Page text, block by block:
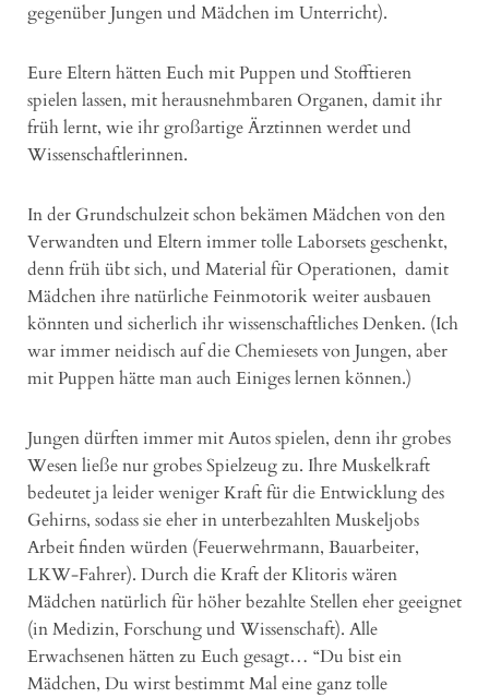
gegenüber Jungen und Mädchen im Unterricht).
Eure Eltern hätten Euch mit Puppen und Stofftieren
spielen lassen, mit herausnehmbaren Organen, damit ihr
früh lernt, wie ihr großartige Ärztinnen werdet und
Wissenschaftlerinnen.
In der Grundschulzeit schon bekämen Mädchen von den
Verwandten und Eltern immer tolle Laborsets geschenkt,
denn früh übt sich, und Material für Operationen, damit
Mädchen ihre natürliche Feinmotorik weiter ausbauen
könnten und sicherlich ihr wissenschaftliches Denken. (Ich
war immer neidisch auf die Chemiesets von Jungen, aber
mit Puppen hätte man auch Einiges lernen können.)
Jungen dürften immer mit Autos spielen, denn ihr grobes
Wesen ließe nur grobes Spielzeug zu. Ihre Muskelkraft
bedeutet ja leider weniger Kraft für die Entwicklung des
Gehirns, sodass sie eher in unterbezahlten Muskeljobs
Arbeit finden würden (Feuerwehrmann, Bauarbeiter,
LKW-Fahrer). Durch die Kraft der Klitoris wären
Mädchen natürlich für höher bezahlte Stellen eher geeignet
(in Medizin, Forschung und Wissenschaft). Alle
Erwachsenen hätten zu Euch gesagt… “Du bist ein
Mädchen, Du wirst bestimmt Mal eine ganz tolle